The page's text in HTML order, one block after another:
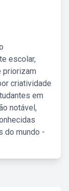
escolar,
priorizam
criatividade
em
notável,
do mundo -